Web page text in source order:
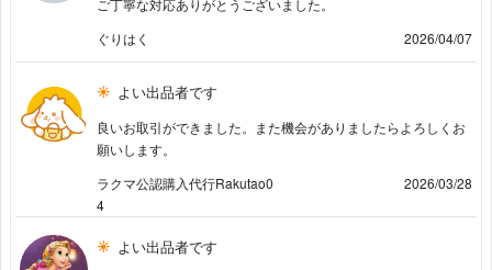
ぐりはく
2026/04/07
よい出品者です
良いお取引ができました。また機会がありましたらよろしくお
願いします。
ラクマ公認購入代行Rakutao0
4
2026/03/28
よい出品者です